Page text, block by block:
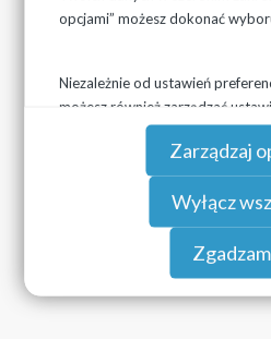
opcjami” możesz dokonać
Niezależnie od ustawień
możesz również zarządzać
swojej przeglądarki. Więcej
danych znajdziesz wPolityce
Zarządzaj
Wyłącz